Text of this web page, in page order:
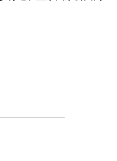
的家族式皮划艇和立
区仅一小时车程。公
美的皮划艇租赁地点之
年的运营经验，提供
者的自助式皮划艇和
马塔湾